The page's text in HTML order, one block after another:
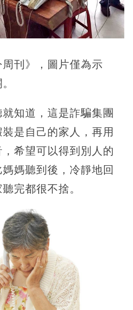
刊》， 圖片僅為示
知道，這是詐騙集團
是自己的家人，再用
希望可以得到別人的
媽聽到後，冷靜地回
完都很不捨。